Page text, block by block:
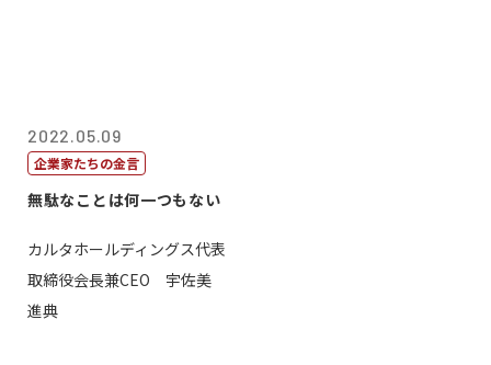
2022.05.09
企業家たちの金言
無駄なことは何一つもない
カルタホールディングス代表
取締役会長兼CEO 宇佐美
進典